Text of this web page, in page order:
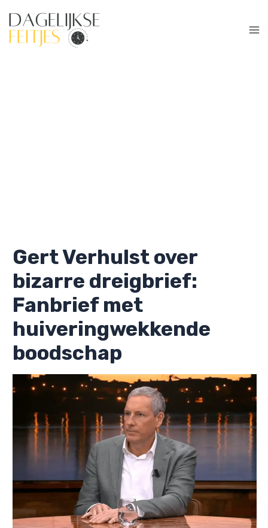
naar
Gert Verhulst over
bizarre dreigbrief:
Fanbrief met
huiveringwekkende
boodschap